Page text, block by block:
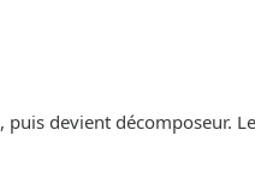
puis devient décomposeur.